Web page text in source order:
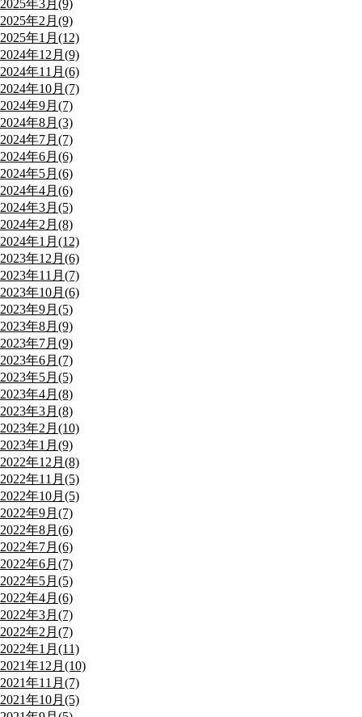
2025年3月(9)
2025年2月(9)
2025年1月(12)
2024年12月(9)
2024年11月(6)
2024年10月(7)
2024年9月(7)
2024年8月(3)
2024年7月(7)
2024年6月(6)
2024年5月(6)
2024年4月(6)
2024年3月(5)
2024年2月(8)
2024年1月(12)
2023年12月(6)
2023年11月(7)
2023年10月(6)
2023年9月(5)
2023年8月(9)
2023年7月(9)
2023年6月(7)
2023年5月(5)
2023年4月(8)
2023年3月(8)
2023年2月(10)
2023年1月(9)
2022年12月(8)
2022年11月(5)
2022年10月(5)
2022年9月(7)
2022年8月(6)
2022年7月(6)
2022年6月(7)
2022年5月(5)
2022年4月(6)
2022年3月(7)
2022年2月(7)
2022年1月(11)
2021年12月(10)
2021年11月(7)
2021年10月(5)